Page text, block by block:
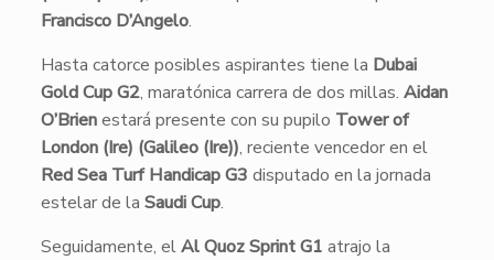
Francisco D’Angelo.
Hasta catorce posibles aspirantes tiene la Dubai
Gold Cup G2, maratónica carrera de dos millas. Aidan
O’Brienestará presente con su pupilo Tower of
London (Ire) (Galileo (Ire)), reciente vencedor en el
Red Sea Turf Handicap G3 disputado en la jornada
estelar de la Saudi Cup.
Seguidamente, elAl Quoz Sprint G1 atrajo la